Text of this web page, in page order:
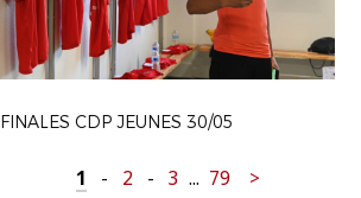
FINALES CDP JEUNES 30/05
1 - 2 - 3 ... 79 >